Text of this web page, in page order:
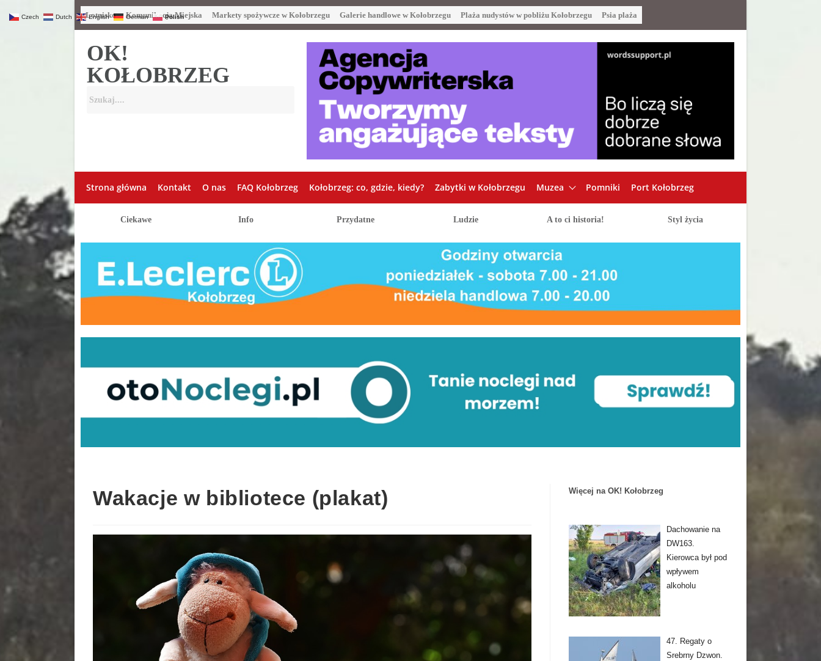
Lotnisko Komunikacja Miejska Markety spożywcze w Kołobrzegu Galerie handlowe w Kołobrzegu Plaża nudystów w pobliżu Kołobrzegu Psia plaża
OK!
KOŁOBRZEG
Strona główna Kontakt O nas FAQ Kołobrzeg Kołobrzeg: co, gdzie, kiedy? Zabytki w Kołobrzegu Muzea Pomniki Port Kołobrzeg
Ciekawe Info Przydatne Ludzie A to ci historia! Styl życia
Wakacje w bibliotece (plakat) Więcej na OK! Kołobrzeg
Dachowanie na
DW163.
Kierowca był pod
wpływem
alkoholu
47. Regaty o
Srebrny Dzwon.
Czech Dutch English German Polish